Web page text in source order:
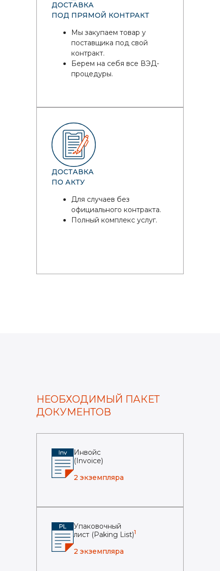
ДОСТАВКА
ПОД ПРЯМОЙ КОНТРАКТ
Мы закупаем товар у
поставщика под свой
контракт.
Берем на себя все ВЭД-
процедуры.
ДОСТАВКА
ПО АКТУ
Для случаев без
официального контракта.
Полный комплекс услуг.
НЕОБХОДИМЫЙ ПАКЕТ
ДОКУМЕНТОВ
Инвойс
(Invoice)
2 экземпляра
Упаковочный
лист (Paking List)1
2 экземпляра